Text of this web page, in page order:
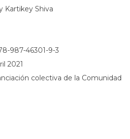
Kartikey Shiva
987-46301-9-3
2021
colectiva de la Comunidad